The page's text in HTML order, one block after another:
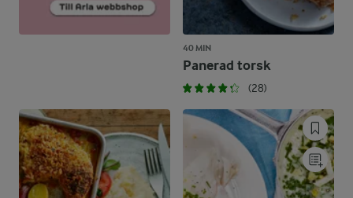
40 MIN
Panerad torsk
(28)